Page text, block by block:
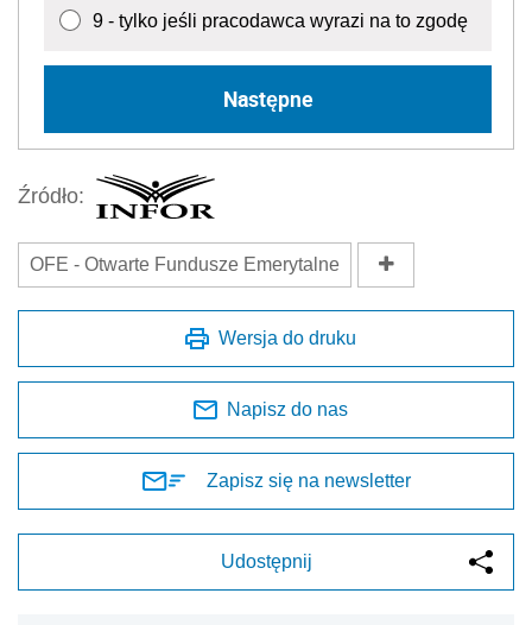
9 - tylko jeśli pracodawca wyrazi na to zgodę
Następne
Źródło:
OFE - Otwarte Fundusze Emerytalne
Wersja do druku
Napisz do nas
Zapisz się na newsletter
Udostępnij